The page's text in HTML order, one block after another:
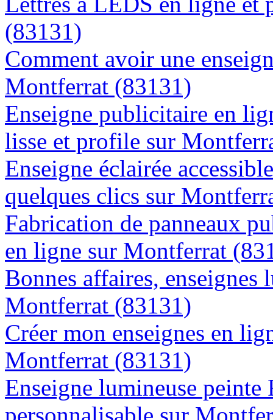
(83131)
Comment avoir une
Montferrat (83131)
Enseigne publicitaire en
lisse et profile sur
Enseigne éclairée
quelques clics sur
Fabrication de panneaux
en ligne sur Montferrat
Bonnes affaires, enseignes
Montferrat (83131)
Créer mon enseignes en
Montferrat (83131)
Enseigne lumineuse
personnalisable sur